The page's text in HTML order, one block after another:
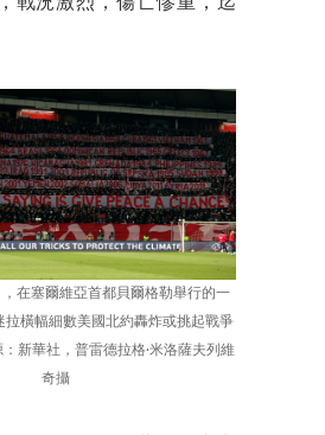
，在塞爾維亞首都貝爾格勒舉行的一
拉橫幅細數美國北約轟炸或挑起戰爭
新華社，普雷德拉格·米洛薩夫列維
奇攝